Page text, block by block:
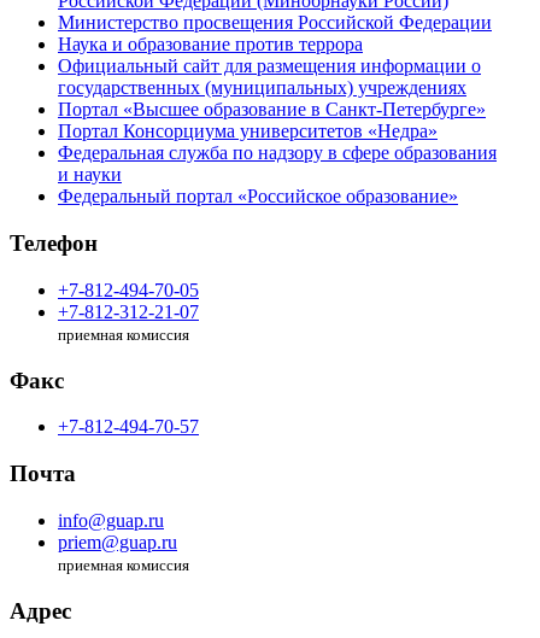
Министерство просвещения Российской Федерации
Наука и образование против террора
Официальный сайт для размещения информации о
государственных (муниципальных) учреждениях
Портал «Высшее образование в Санкт-Петербурге»
Портал Консорциума университетов «Недра»
Федеральная служба по надзору в сфере образования
и науки
Федеральный портал «Российское образование»
Телефон
+7-812-494-70-05
+7-812-312-21-07
приемная комиссия
Факс
+7-812-494-70-57
Почта
info@guap.ru
priem@guap.ru
приемная комиссия
Адрес